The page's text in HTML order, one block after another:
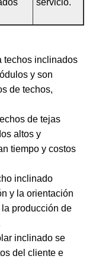
servicio.
techos inclinados
y son
de techos,
de tejas
altos y
tiempo y costos
inclinado
y la orientación
producción de
inclinado se
del cliente e